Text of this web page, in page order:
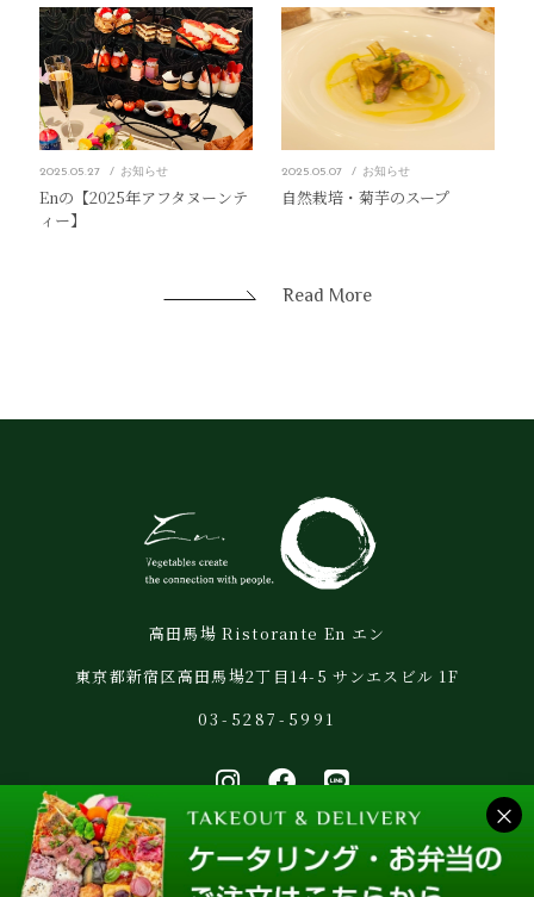
2025.05.27 お知らせ
Enの【2025年アフタヌーンテ
ィー】
2025.05.07 お知らせ
自然栽培・菊芋のスープ
Read More
高田馬場 Ristorante En エン
東京都新宿区高田馬場2丁目14-5 サンエスビル 1F
03-5287-5991
プライバシーポリシー
© Ristorante En All Rights Reserved.
×